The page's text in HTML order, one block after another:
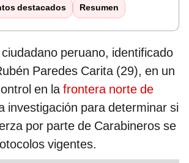
destacados Resumen
peruano, identificado
Paredes Carita (29), en un
en lafrontera norte de
investigación para determinar si
por parte de Carabineros se
vigentes.